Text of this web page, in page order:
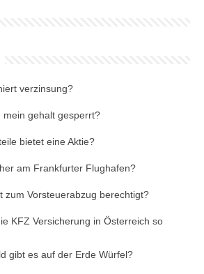
verzinsung?
mein gehalt gesperrt?
bietet eine Aktie?
am Frankfurter Flughafen?
zum Vorsteuerabzug berechtigt?
KFZ Versicherung in Österreich so
gibt es auf der Erde Würfel?